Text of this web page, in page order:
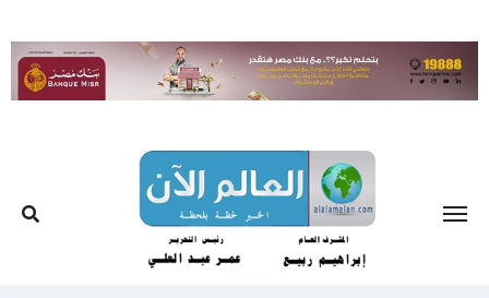
to
content